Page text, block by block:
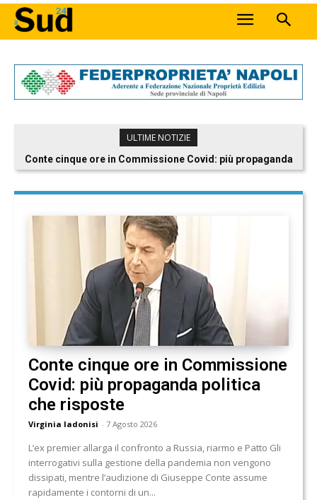
ULTIME NOTIZIE
Conte cinque ore in Commissione Covid: più propaganda
politica che risposte
Conte cinque ore in Commissione
Covid: più propaganda politica
che risposte
Virginia Iadonisi - 7 Agosto 2026
L’ex premier allarga il confronto a Russia, riarmo e Patto Gli
interrogativi sulla gestione della pandemia non vengono
dissipati, mentre l’audizione di Giuseppe Conte assume
rapidamente i contorni di un...